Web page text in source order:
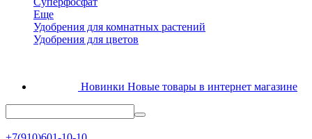
Еще
Удобрения для комнатных растений
Удобрения для цветов
Новинки Новые товары в интернет магазине